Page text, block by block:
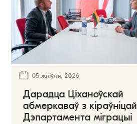
05 жніўня, 2026
Дарадца Ціханоўскай
абмеркаваў з кіраўніцай
Дэпартамента міграцыі